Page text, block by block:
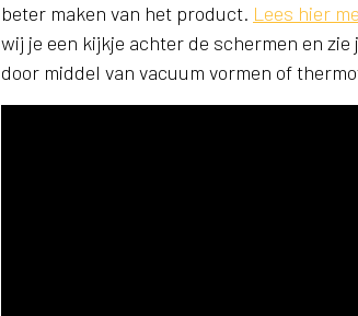
beter maken van het product. Lees hier
wij je een kijkje achter de schermen en
door middel van vacuum vormen of